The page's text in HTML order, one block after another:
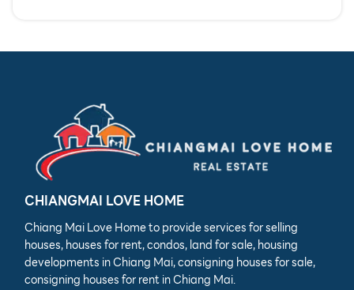
CHIANGMAI LOVE HOME
Chiang Mai Love Home to provide services for selling
houses, houses for rent, condos, land for sale, housing
developments in Chiang Mai, consigning houses for sale,
consigning houses for rent in Chiang Mai.